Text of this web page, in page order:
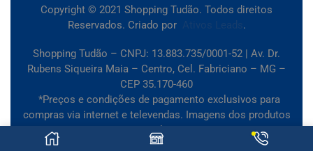
Copyright © 2021 Shopping Tudão. Todos direitos
Reservados. Criado por
.
Shopping Tudão – CNPJ: 13.883.735/0001-52 | Av. Dr.
Rubens Siqueira Maia – Centro, Cel. Fabriciano – MG –
CEP 35.170-460
*Preços e condições de pagamento exclusivos para
compras via internet e televendas. Imagens dos produtos
meramente ilustrativas.